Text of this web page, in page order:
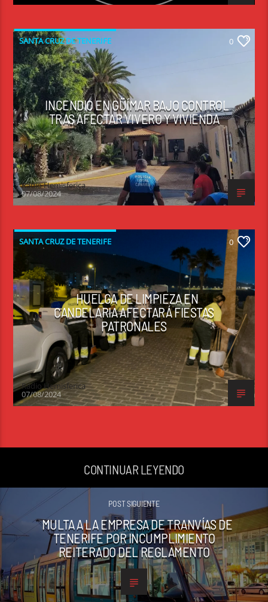
SANTA CRUZ DE TENERIFE 0
INCENDIO EN GÜÍMAR BAJO CONTROL
TRAS AFECTAR VIVERO Y VIVIENDA
Radio Hemisferica
07/08/2024
SANTA CRUZ DE TENERIFE 0
HUELGA DE LIMPIEZA EN
CANDELARIA AFECTARÁ FIESTAS
PATRONALES
Radio Hemisferica
07/08/2024
CONTINUAR LEYENDO
POST SIGUIENTE
MULTA A LA EMPRESA DE TRANVÍAS DE
TENERIFE POR INCUMPLIMIENTO
REITERADO DEL REGLAMENTO